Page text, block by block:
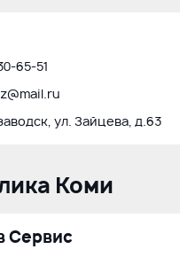
65-51
ул. Зайцева, д.63
Коми
Сервис